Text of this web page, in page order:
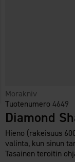
Morakniv
Tuotenumero 4649
Diamond
Hieno (rakeisuus
valinta, kun sinun
Tasainen teroitin